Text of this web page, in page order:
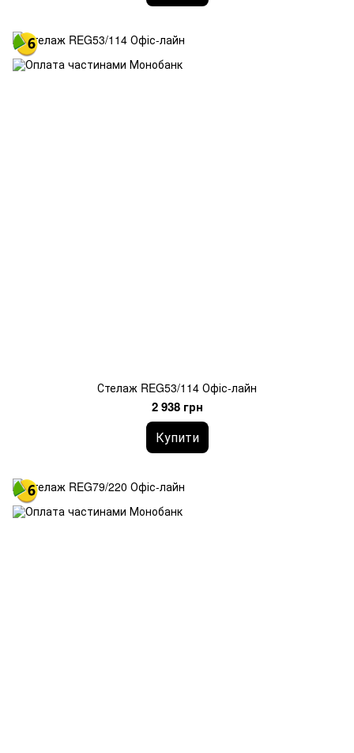
Стелаж REG53/114 Офіс-лайн
2 938 грн
Купити